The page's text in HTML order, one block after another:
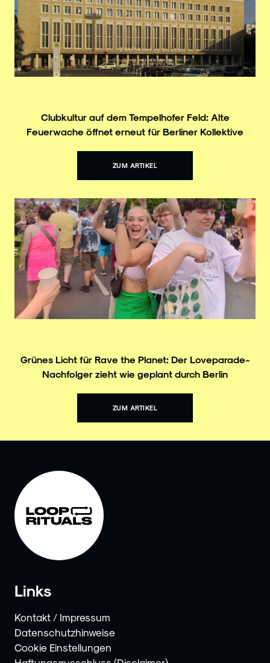
Clubkultur auf dem Tempelhofer Feld: Alte
Feuerwache öffnet erneut für Berliner Kollektive
ZUM ARTIKEL
Grünes Licht für Rave the Planet: Der Loveparade-
Nachfolger zieht wie geplant durch Berlin
ZUM ARTIKEL
Links
Kontakt / Impressum
Datenschutzhinweise
Cookie Einstellungen